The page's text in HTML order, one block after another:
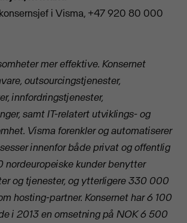
i Visma, +47 920 80 000
mer effektive. Konsernet
outsourcingstjenester,
innfordringstjenester,
samt IT-relatert utviklings- og
Visma forenkler og automatiserer
innenfor både privat og offentlig
nordeuropeiske kunder benytter
og tjenester, og ytterligere 330 000
hosting-partner. Konsernet har 6 100
i 2013 en omsetning på NOK 6 500